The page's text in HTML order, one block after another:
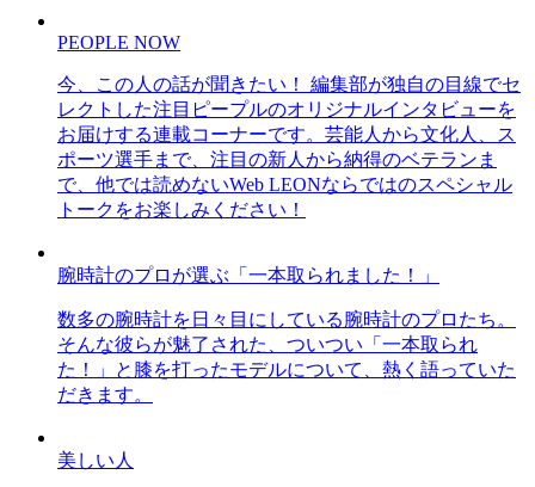
PEOPLE NOW
今、この人の話が聞きたい！ 編集部が独自の目線でセ
レクトした注目ピープルのオリジナルインタビューを
お届けする連載コーナーです。芸能人から文化人、ス
ポーツ選手まで、注目の新人から納得のベテランま
で、他では読めないWeb LEONならではのスペシャル
トークをお楽しみください！
腕時計のプロが選ぶ「一本取られました！」
数多の腕時計を日々目にしている腕時計のプロたち。
そんな彼らが魅了された、ついつい「一本取られ
た！」と膝を打ったモデルについて、熱く語っていた
だきます。
美しい人